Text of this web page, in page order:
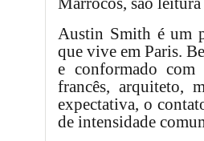
Austin Smith é um
que viveem Paris.
e conformado
francês, arquiteto,
expectativa, o
de intensidade